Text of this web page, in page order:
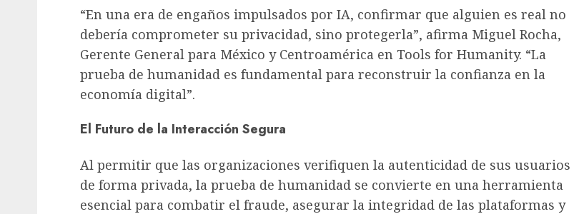
“En una era de engaños impulsados por IA, confirmar que alguien es real no
debería comprometer su privacidad, sino protegerla”, afirma Miguel Rocha,
Gerente General para México y Centroamérica en Tools for Humanity. “La
prueba de humanidad es fundamental para reconstruir la confianza en la
economía digital”.
El Futuro de la Interacción Segura
Al permitir que las organizaciones verifiquen la autenticidad de sus usuarios
de forma privada, la prueba de humanidad se convierte en una herramienta
esencial para combatir el fraude, asegurar la integridad de las plataformas y